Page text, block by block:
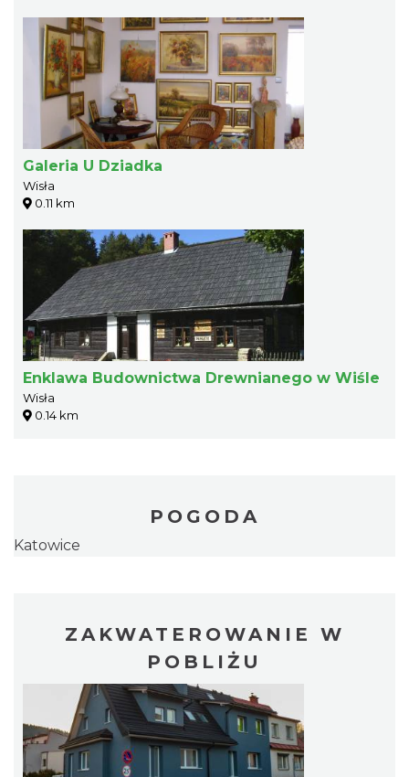
Galeria U Dziadka
Wisła
0.11 km
Enklawa Budownictwa Drewnianego w Wiśle
Wisła
0.14 km
POGODA
Katowice
ZAKWATEROWANIE W
POBLIŻU